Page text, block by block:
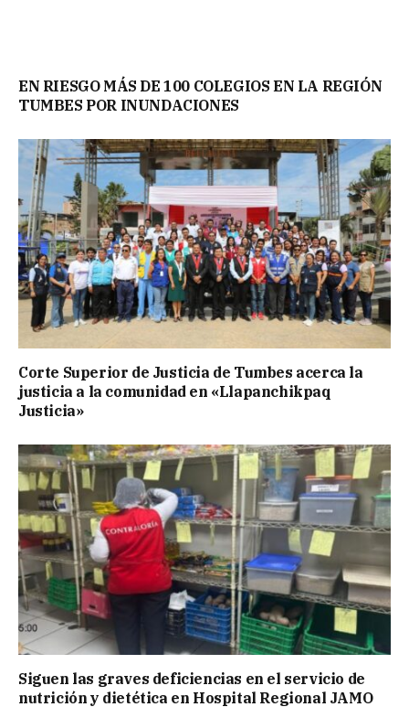
EN RIESGO MÁS DE 100 COLEGIOS EN LA REGIÓN
TUMBES POR INUNDACIONES
Corte Superior de Justicia de Tumbes acerca la
justicia a la comunidad en «Llapanchikpaq
Justicia»
Siguen las graves deficiencias en el servicio de
nutrición y dietética en Hospital Regional JAMO